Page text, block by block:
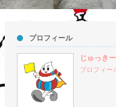
プロフィール
じゅっき
プロフィー